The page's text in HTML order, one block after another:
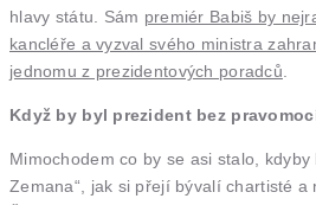
hlavy státu. Sám premiér Babiš by
kancléře a vyzval svého ministra
jednomu z prezidentových poradců
Když by byl prezident bez
Mimochodem co by se asi stalo, kdyby
Zemana“, jak si přejí bývalí chartisté